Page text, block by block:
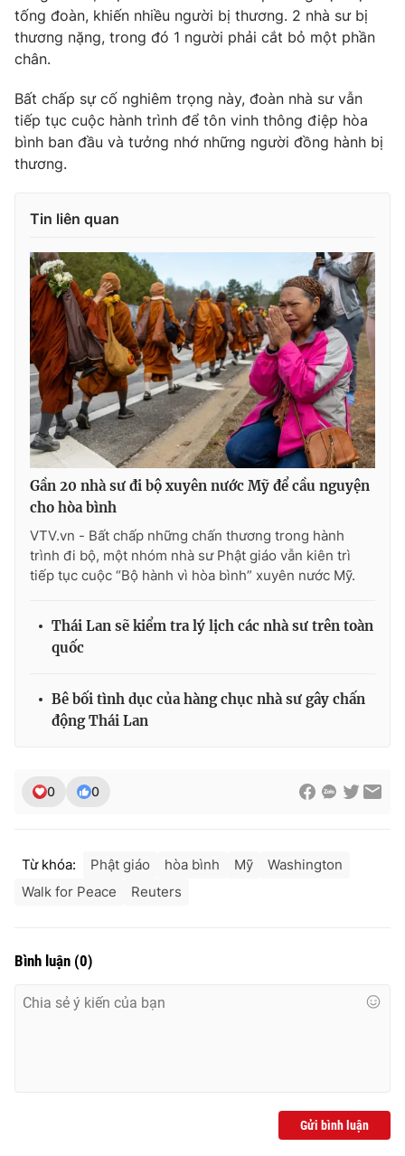
tống đoàn, khiến nhiều người bị thương. 2 nhà sư bị
thương nặng, trong đó 1 người phải cắt bỏ một phần
chân.
Bất chấp sự cố nghiêm trọng này, đoàn nhà sư vẫn
tiếp tục cuộc hành trình để tôn vinh thông điệp hòa
bình ban đầu và tưởng nhớ những người đồng hành bị
thương.
Tin liên quan
Gần 20 nhà sư đi bộ xuyên nước Mỹ để cầu nguyện
cho hòa bình
VTV.vn - Bất chấp những chấn thương trong hành
trình đi bộ, một nhóm nhà sư Phật giáo vẫn kiên trì
tiếp tục cuộc “Bộ hành vì hòa bình” xuyên nước Mỹ.
Thái Lan sẽ kiểm tra lý lịch các nhà sư trên toàn
quốc
Bê bối tình dục của hàng chục nhà sư gây chấn
động Thái Lan
0 0
Từ khóa: Phật giáo hòa bình Mỹ
Washington
Walk for Peace
Reuters
Bình luận (0)
Gửi bình luận